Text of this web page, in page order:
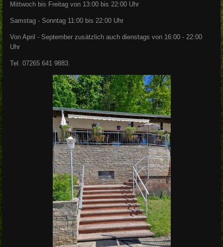
Mittwoch bis Freitag von 13:00 bis 22:00 Uhr
Samstag - Sonntag 11:00 bis 22:00 Uhr
Von April - September zusätzlich auch dienstags von 16:00 - 22:00
Uhr
Tel. 07265 641 9883.